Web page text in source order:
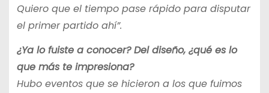
Quiero que el tiempo pase rápido para disputar
el primer partido ahí”.
¿Ya lo fuiste a conocer? Del diseño, ¿qué es lo
que más te impresiona?
Hubo eventos que se hicieron a los que fuimos